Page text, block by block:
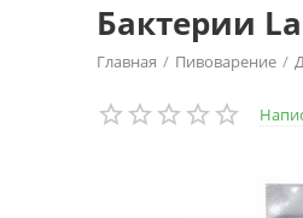
Бактерии
Главная / Пивоварение /